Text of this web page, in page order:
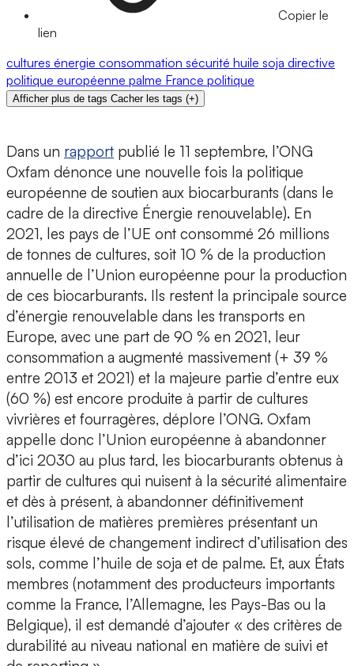
Copier le
lien
cultures énergie consommation sécurité huile soja directive
politique européenne palme France politique
Afficher plus de tags Cacher les tags (+)
Dans un rapport publié le 11 septembre, l’ONG
Oxfam dénonce une nouvelle fois la politique
européenne de soutien aux biocarburants (dans le
cadre de la directive Énergie renouvelable). En
2021, les pays de l’UE ont consommé 26 millions
de tonnes de cultures, soit 10 % de la production
annuelle de l’Union européenne pour la production
de ces biocarburants. Ils restent la principale source
d’énergie renouvelable dans les transports en
Europe, avec une part de 90 % en 2021, leur
consommation a augmenté massivement (+ 39 %
entre 2013 et 2021) et la majeure partie d’entre eux
(60 %) est encore produite à partir de cultures
vivrières et fourragères, déplore l’ONG. Oxfam
appelle donc l’Union européenne à abandonner
d’ici 2030 au plus tard, les biocarburants obtenus à
partir de cultures qui nuisent à la sécurité alimentaire
et dès à présent, à abandonner définitivement
l’utilisation de matières premières présentant un
risque élevé de changement indirect d’utilisation des
sols, comme l’huile de soja et de palme. Et, aux États
membres (notamment des producteurs importants
comme la France, l’Allemagne, les Pays-Bas ou la
Belgique), il est demandé d’ajouter « des critères de
durabilité au niveau national en matière de suivi et